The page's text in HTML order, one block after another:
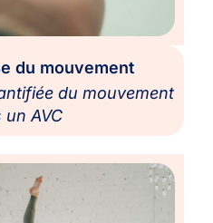
du mouvement
du mouvement
un AVC